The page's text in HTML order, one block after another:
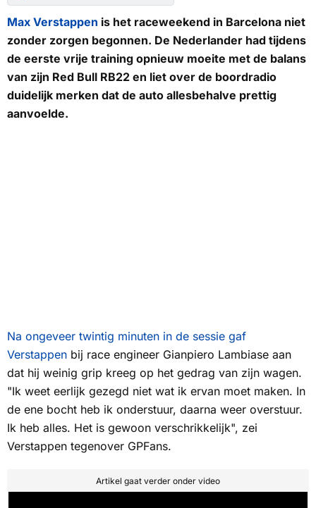
Max Verstappen is het raceweekend in Barcelona niet
zonder zorgen begonnen. De Nederlander had tijdens
de eerste vrije training opnieuw moeite met de balans
van zijn Red Bull RB22 en liet over de boordradio
duidelijk merken dat de auto allesbehalve prettig
aanvoelde.
Na ongeveer twintig minuten in de sessie gaf
Verstappen bij race engineer Gianpiero Lambiase aan
dat hij weinig grip kreeg op het gedrag van zijn wagen.
"Ik weet eerlijk gezegd niet wat ik ervan moet maken. In
de ene bocht heb ik onderstuur, daarna weer overstuur.
Ik heb alles. Het is gewoon verschrikkelijk", zei
Verstappen tegenover GPFans.
Artikel gaat verder onder video